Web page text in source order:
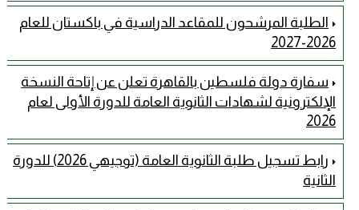
الطلبة المرشحون للمقاعد الدراسية في باكستان للعام
2026-2027
سفارة دولة فلسطين بالقاهرة تعلن عن إتاحة النسخة
الإلكترونية لشهادات الثانوية العامة للدورة الأولى لعام
2026
رابط تسجيل طلبة الثانوية العامة (توجيهي 2026) للدورة
الثانية